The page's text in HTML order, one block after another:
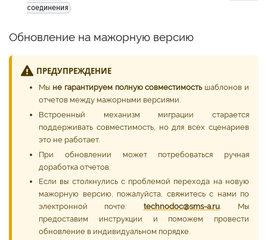
соединения .
Обновление на мажорную версию
ПРЕДУПРЕЖДЕНИЕ
Мы не гарантируем полную совместимость шаблонов и
отчетов между мажорными версиями.
Встроенный механизм миграции старается
поддерживать совместимость, но для всех сценариев
это не работает.
При обновлении может потребоваться ручная
доработка отчетов.
Если вы столкнулись с проблемой перехода на новую
мажорную версию, пожалуйста, свяжитесь с нами по
электронной почте: technodoc@sms-a.ru. Мы
предоставим инструкции и поможем провести
обновление в индивидуальном порядке.